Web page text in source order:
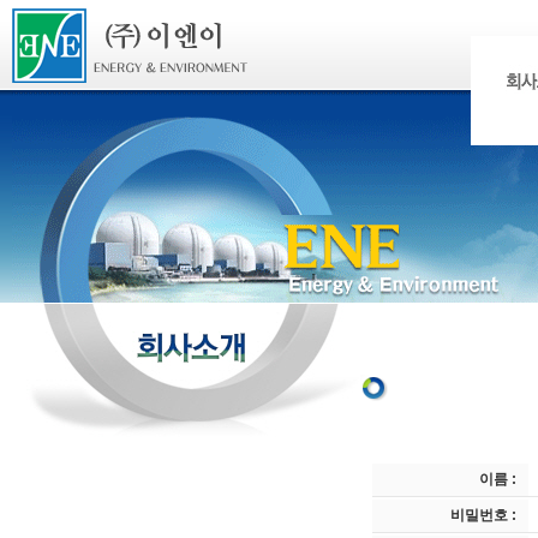
이름 :
비밀번호 :